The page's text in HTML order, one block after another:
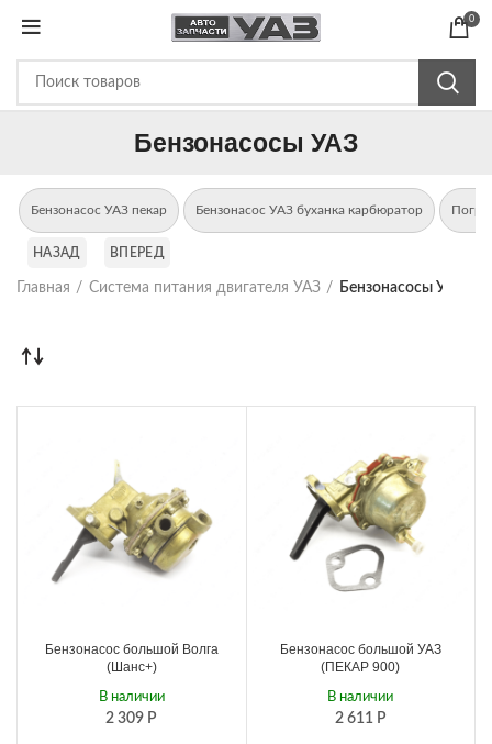
0
Бензонасосы УАЗ
Бензонасос УАЗ пекар Бензонасос УАЗ буханка карбюратор
НАЗАД ВПЕРЕД
Главная Система питания двигателя УАЗ Бензонасосы УАЗ
Бензонасос большой Волга
(Шанс+)
2 309 Р
В наличии
Бензонасос большой УАЗ
(ПЕКАР 900)
2 611 Р
В наличии